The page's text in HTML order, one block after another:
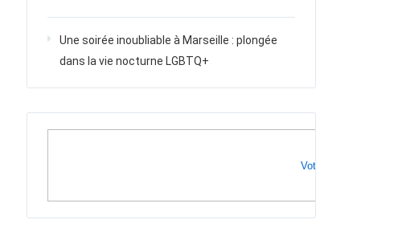
Une soirée inoubliable à Marseille : plongée
dans la vie nocturne LGBTQ+
Votre publicité ici